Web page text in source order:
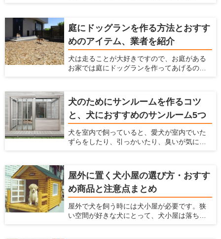
と、こういった行動によって壁に傷がついた
り、壁紙をはがされたり、壁に汚れやニオイ
が染みついてしまったりします。 壁紙をすぐ
に交換しなくてはならないことも多いです
し、家中にペットの臭いが漂うという状態に
なってしまいます。これらの悩みを解消する
すすめの壁紙」を紹介するとともに、壁紙を
変えるための方法について解説します。
庭にドッグランを作る方法とおすす
めのアイテム、業者を紹介
犬は走ることが大好きですので、お庭がある
お家では庭にドッグランを作ってあげるのが
て、ドッグランのメリットや作り方、どんな
素材や設備を利用すればいいかまで解説しま
す。 犬を飼うのに最適な住宅を推進する「愛
犬家住宅」だからこそ知っている、ドッグラ
ンの情報を紹介しているのでぜひ参考にして
くださいね！
犬のためにサンルームを作るコツ
と、犬におすすめのサンルーム5つ
犬を室内で飼っていると、愛犬が室内でいた
ずらをしたり、引っかいたり、臭いが気に
方法として、サンルームをペットスペースに
する方法があります。愛犬がふだん生活する
スペースとして、サンルームを利用すること
で様々なメリットがあります。 愛犬家住宅で
は、日々多くのメーカーの製品をチェックを
することで、愛犬が暮らしやすいサンルーム
屋外に置く犬小屋の選び方・おすす
め商品と注意点まとめ
屋外で犬を飼う時には犬小屋が必要です。狭
い空間が好きな犬にとって、犬小屋は落ち着